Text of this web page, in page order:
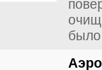
было